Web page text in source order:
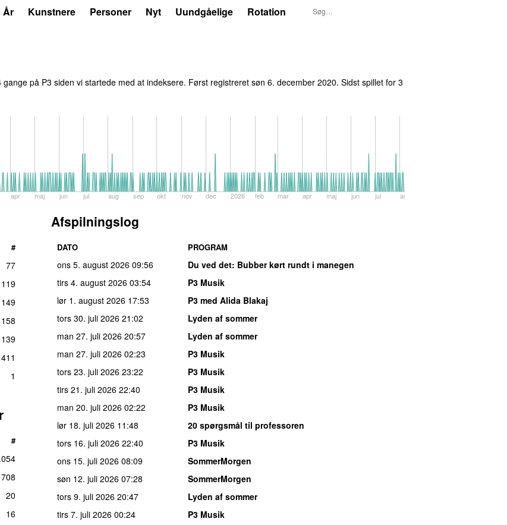
År Kunstnere Personer Nyt Uundgåelige Rotation
gange på P3 siden vi startede med at indeksere. Først registreret søn 6. december 2020. Sidst spillet for 3
apr maj jun jul aug sep okt nov dec 2026 feb mar apr maj jun jul aug
#
77
119
149
158
139
411
1
#
708
20
16
Afspilningslog
DATO PROGRAM
ons 5. august 2026 09:56 Du ved det: Bubber kørt rundt i manegen
tirs 4. august 2026 03:54
P3 Musik
lør 1. august 2026 17:53
P3 med Alida Blakaj
tors 30. juli 2026 21:02
Lyden af sommer
man 27. juli 2026 20:57
Lyden af sommer
man 27. juli 2026 02:23
P3 Musik
tors 23. juli 2026 23:22
P3 Musik
tirs 21. juli 2026 22:40
P3 Musik
man 20. juli 2026 02:22
P3 Musik
lør 18. juli 2026 11:48
20 spørgsmål til professoren
tors 16. juli 2026 22:40
P3 Musik
ons 15. juli 2026 08:09
SommerMorgen
søn 12. juli 2026 07:28
SommerMorgen
tors 9. juli 2026 20:47
Lyden af sommer
tirs 7. juli 2026 00:24
P3 Musik